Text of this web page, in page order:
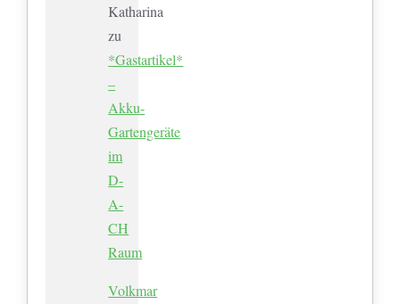
Katharina
zu
*Gastartikel*
–
Akku-
Gartengeräte
im
D-
A-
CH
Raum
Volkmar